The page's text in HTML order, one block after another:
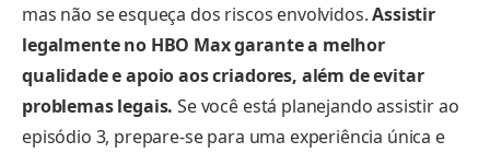
mas não se esqueça dos riscos envolvidos.Assistir
legalmente no HBO Max garante a melhor
qualidade e apoio aos criadores, além de evitar
problemas legais. Se você está planejando assistir ao
episódio 3, prepare-se para uma experiência única e